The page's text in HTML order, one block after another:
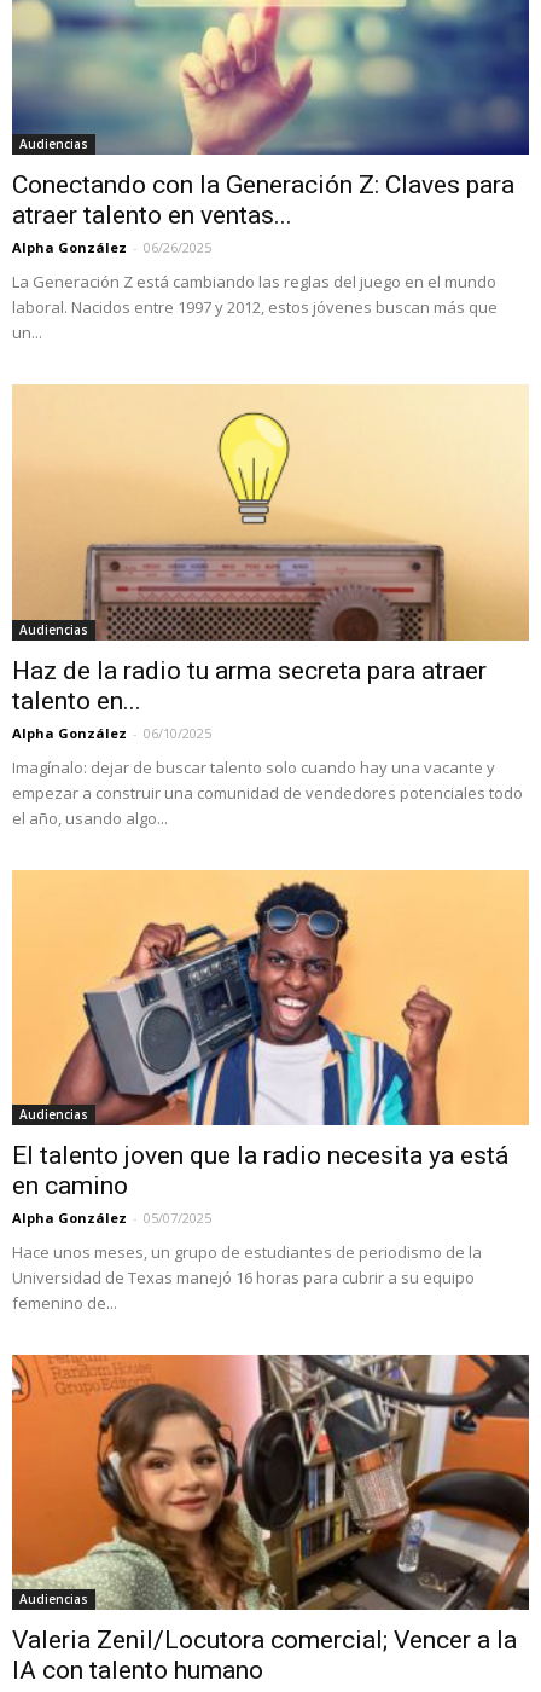
Audiencias
Conectando con la Generación Z: Claves para
atraer talento en ventas...
Alpha González - 06/26/2025
La Generación Z está cambiando las reglas del juego en el mundo
laboral. Nacidos entre 1997 y 2012, estos jóvenes buscan más que
un...
Audiencias
Haz de la radio tu arma secreta para atraer
talento en...
Alpha González - 06/10/2025
Imagínalo: dejar de buscar talento solo cuando hay una vacante y
empezar a construir una comunidad de vendedores potenciales todo
el año, usando algo...
Audiencias
El talento joven que la radio necesita ya está
en camino
Alpha González - 05/07/2025
Hace unos meses, un grupo de estudiantes de periodismo de la
Universidad de Texas manejó 16 horas para cubrir a su equipo
femenino de...
Audiencias
Valeria Zenil/Locutora comercial; Vencer a la
IA con talento humano